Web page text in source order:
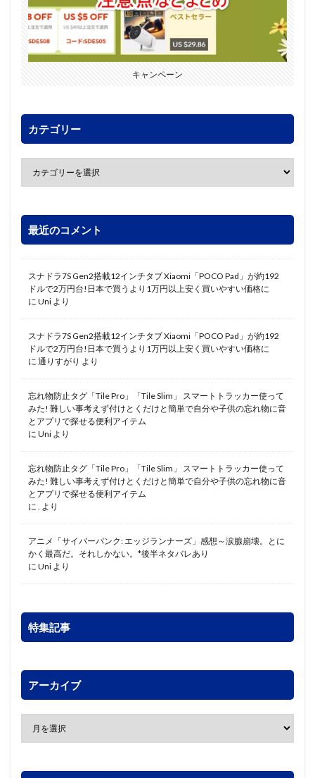
キャンペーン
カテゴリー
最近のコメント
スナドラ7S Gen2搭載12インチタブ Xiaomi「POCO Pad」が約192
ドルで2万円台!日本で買うより1万円以上安く買いやすい価格に
に Uni より
スナドラ7S Gen2搭載12インチタブ Xiaomi「POCO Pad」が約192
ドルで2万円台!日本で買うより1万円以上安く買いやすい価格に
に 通りすがり より
忘れ物防止タグ「Tile Pro」「Tile Slim」 スマートトラッカー使って
みた! 難しい事考えず付けとくだけと簡単で自分や子供の忘れ物に音
とアプリで探せる便利アイテム
に Uni より
忘れ物防止タグ「Tile Pro」「Tile Slim」 スマートトラッカー使って
みた! 難しい事考えず付けとくだけと簡単で自分や子供の忘れ物に音
とアプリで探せる便利アイテム
に
より
アニメ「サイバーパンク: エッジランナーズ」感想～涙腺崩壊。とに
かく最高だ。それしかない。*後半ネタバレあり
に Uni より
特集記事
アーカイブ